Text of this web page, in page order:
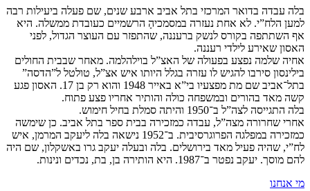
בלה עבדה בדואר המרכזי בתל אביב ארבע שנים, שם פעלה ביעילות רבה
למען הלח”י. לא אחת נעזרה במסמכיהָ הרשמיים כעובדת ממשלה. היא
אף השתתפה בקורס לנשק ברעננה, שהתפזר עם העוצר הגדול, לפני
האסון שאירע לילדי רעננה.
אחיה שלמה נפצע בפעולה של האצ”ל בוילהלמה. מאחר שבבית החולים
בילינסון סירבו להגיש לו עזרה בגלל היותו איש אצ”ל, טולטל ל”הדסה”
בתל־אביב שם מת מפצעיו בי”א באייר 1948 והוא רק בן 17. האסון פגע
קשה מאד בהורים ובמשפחה כולה והותיר אחריו פצע פתוח.
בלה התגייסה לצה”ל ב־1950 והיתה סמלת בחיל חימוש.
אחרי שחרורה מצה”ל, עבדה כמזכירה בבית ספר בתל אביב. כן שימשה
כמזכירה במפלגה הפרוגרסיבית. ב־1952 נישאה בלה ליעקב המרמן, איש
לח”י, שהיה פעיל מאד בירושלים. בלה ובעלה יעקב גרו באשקלון, שם היה
להם מוסך. יעקב נפטר ב־1987. היא הותירה בן, בת, נכדים ונינות.
מי אנחנו